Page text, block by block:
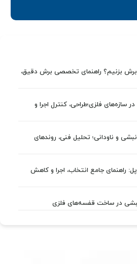
بزنیم؟ راهنمای تخصصی برش دقیق،
فلزی؛طراحی، کنترل اجرا و
و ناودانی؛ تحلیل فنی، روندهای
راهنمای جامع انتخاب، اجرا و کاهش
نبشی در ساخت قفسه‌های فلزی